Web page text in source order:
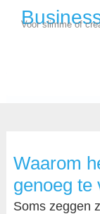
Voor slimme of
Waarom
genoeg te
Soms zeggen